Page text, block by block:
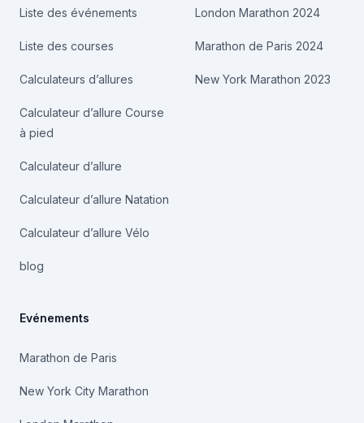
Liste des événements
Liste des courses
Calculateurs d’allures
Calculateur d’allure Course
à pied
Calculateur d’allure
Calculateur d’allure Natation
Calculateur d’allure Vélo
blog
Evénements
Marathon de Paris
New York City Marathon
London Marathon 2024
Marathon de Paris 2024
New York Marathon 2023